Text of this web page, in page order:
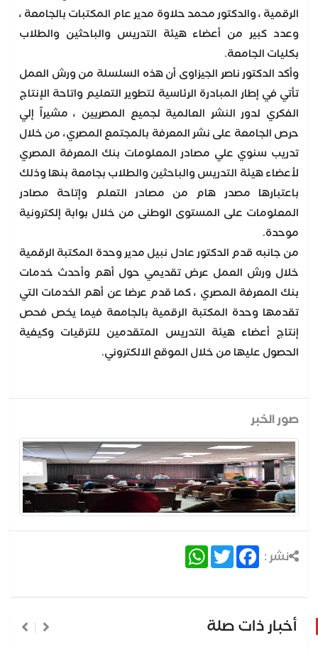
الرقمية ، والدكتور محمد حلاوة مدير عام المكتبات بالجامعة ،
وعدد كبير من أعضاء هيئة التدريس والباحثين والطلاب
بكليات الجامعة.
وأكد الدكتور ناصر الجيزاوى أن هذه السلسلة من ورش العمل
تأتي في إطار المبادرة الرئاسية لتطوير التعليم واتاحة الإنتاج
الفكري لدور النشر العالمية لجميع المصريين ، مشيراً إلي
حرص الجامعة على نشر المعرفة بالمجتمع المصري، من خلال
تدريب سنوي علي مصادر المعلومات بنك المعرفة المصري
لأعضاء هيئة التدريس والباحثين والطلاب بجامعة بنها وذلك
باعتبارها مصدر هام من مصادر التعلم وإتاحة مصادر
المعلومات على المستوى الوطنى من خلال بوابة إلكترونية
موحدة.
من جانبه قدم الدكتور عادل نبيل مدير وحدة المكتبة الرقمية
خلال ورش العمل عرض تقديمي حول أهم وأحدث خدمات
بنك المعرفة المصري ، كما قدم عرضا عن أهم الخدمات التي
تقدمها وحدة المكتبة الرقمية بالجامعة فيما يخص فحص
إنتاج أعضاء هيئة التدريس المتقدمين للترقيات وكيفية
الحصول عليها من خلال الموقع الالكتروني.
صور الخبر
نشر : Facebook
Twitter
WhatsApp
أخبار ذات صلة